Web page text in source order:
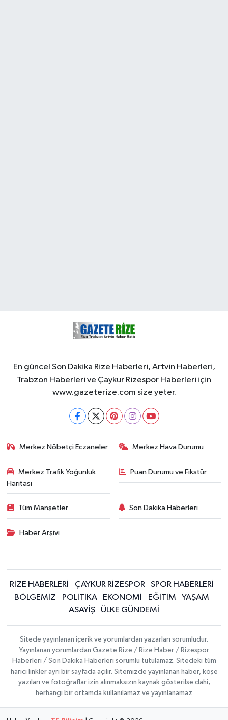
En güncel Son Dakika Rize Haberleri, Artvin Haberleri,
Trabzon Haberleri ve Çaykur Rizespor Haberleri için
www.gazeterize.com size yeter.
Merkez Nöbetçi Eczaneler Merkez Hava Durumu
Merkez Trafik Yoğunluk
Haritası
Puan Durumu ve Fikstür
Tüm Manşetler Son Dakika Haberleri
Haber Arşivi
RİZE HABERLERİ ÇAYKUR RİZESPOR
SPOR HABERLERİ
BÖLGEMİZ
POLİTİKA EKONOMİ EĞİTİM
YAŞAM
ASAYİŞ
ÜLKE GÜNDEMİ
Sitede yayınlanan içerik ve yorumlardan yazarları sorumludur.
Yayınlanan yorumlardan Gazete Rize / Rize Haber / Rizespor
Haberleri / Son Dakika Haberleri sorumlu tutulamaz. Sitedeki tüm
harici linkler ayrı bir sayfada açılır. Sitemizde yayınlanan haber, köşe
yazıları ve fotoğraflar izin alınmaksızın kaynak gösterilse dahi,
herhangi bir ortamda kullanılamaz ve yayınlanamaz